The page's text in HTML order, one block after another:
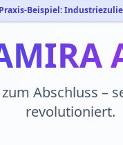
Praxis-Beispiel:
Abschluss –
revolutioniert.